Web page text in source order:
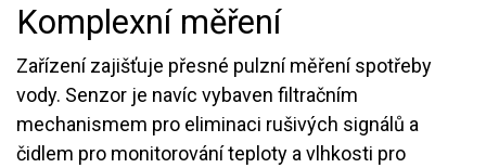
Komplexní měření
Zařízení zajišťuje přesné pulzní měření spotřeby
vody. Senzor je navíc vybaven filtračním
mechanismem pro eliminaci rušivých signálů a
čidlem pro monitorování teploty a vlhkosti pro